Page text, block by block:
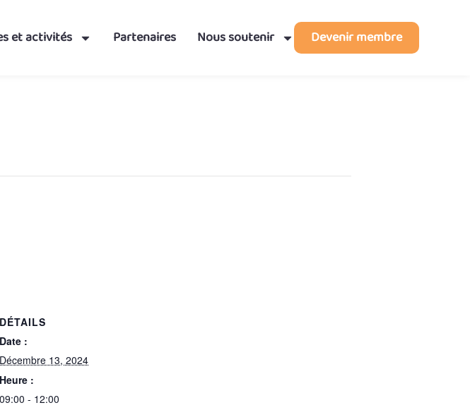
et activités Partenaires Nous soutenir Devenir membre
DÉTAILS
Date :
Décembre 13, 2024
Heure :
09:00 - 12:00